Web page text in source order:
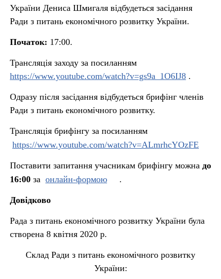
України Дениса Шмигаля відбудеться засідання
Ради з питань економічного розвитку України.
Початок: 17:00.
Трансляція заходу за посиланням
https://www.youtube.com/watch?v=gs9a_1O6IJ8 .
Одразу після засідання відбудеться брифінг членів
Ради з питань економічного розвитку.
Трансляція брифінгу за посиланням
https://www.youtube.com/watch?v=ALmrhcYOzFE
Поставити запитання учасникам брифінгу можна до
16:00 за онлайн-формою .
Довідково
Рада з питань економічного розвитку України була
створена 8 квітня 2020 р.
Склад Ради з питань економічного розвитку
України: